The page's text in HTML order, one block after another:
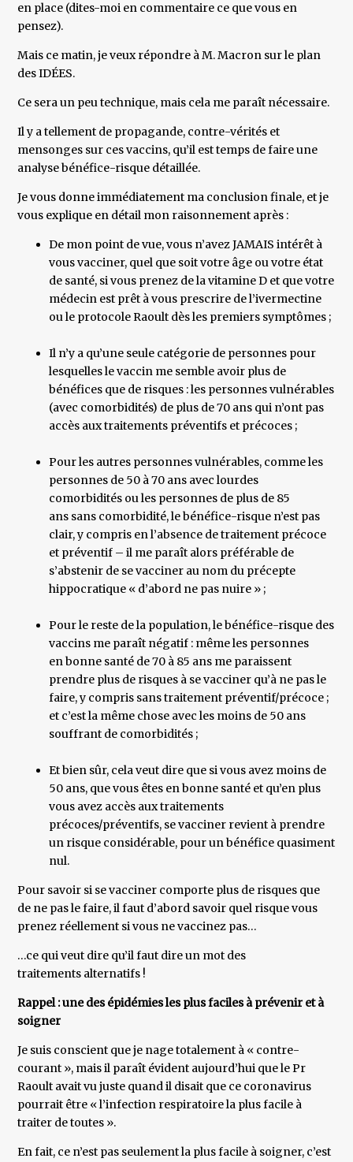
en place (dites-moi en commentaire ce que vous en
pensez).
Mais ce matin, je veux répondre à M. Macron sur le plan
des IDÉES.
Ce sera un peu technique, mais cela me paraît nécessaire.
Il y a tellement de propagande, contre-vérités et
mensonges sur ces vaccins, qu’il est temps de faire une
analyse bénéfice-risque détaillée.
Je vous donne immédiatement ma conclusion finale, et je
vous explique en détail mon raisonnement après :
De mon point de vue, vous n’avez JAMAIS intérêt à
vous vacciner, quel que soit votre âge ou votre état
de santé, si vous prenez de la vitamine D et que votre
médecin est prêt à vous prescrire de l’ivermectine
ou le protocole Raoult dès les premiers symptômes ;
Il n’y a qu’une seule catégorie de personnes pour
lesquelles le vaccin me semble avoir plus de
bénéfices que de risques : les personnes vulnérables
(avec comorbidités) de plus de 70 ans qui n’ont pas
accès aux traitements préventifs et précoces ;
Pour les autres personnes vulnérables, comme les
personnes de 50 à 70 ans avec lourdes
comorbidités ou les personnes de plus de 85
ans sans comorbidité, le bénéfice-risque n’est pas
clair, y compris en l’absence de traitement précoce
et préventif – il me paraît alors préférable de
s’abstenir de se vacciner au nom du précepte
hippocratique « d’abord ne pas nuire » ;
Pour le reste de la population, le bénéfice-risque des
vaccins me paraît négatif : même les personnes
en bonne santé de 70 à 85 ans me paraissent
prendre plus de risques à se vacciner qu’à ne pas le
faire, y compris sans traitement préventif/précoce ;
et c’est la même chose avec les moins de 50 ans
souffrant de comorbidités ;
Et bien sûr, cela veut dire que si vous avez moins de
50 ans, que vous êtes en bonne santé et qu’en plus
vous avez accès aux traitements
précoces/préventifs, se vacciner revient à prendre
un risque considérable, pour un bénéfice quasiment
nul.
Pour savoir si se vacciner comporte plus de risques que
de ne pas le faire, il faut d’abord savoir quel risque vous
prenez réellement si vous ne vaccinez pas…
…ce qui veut dire qu’il faut dire un mot des
traitements alternatifs !
Rappel : une des épidémies les plus faciles à prévenir et à
soigner
Je suis conscient que je nage totalement à « contre-
courant », mais il paraît évident aujourd’hui que le Pr
Raoult avait vu juste quand il disait que ce coronavirus
pourrait être « l’infection respiratoire la plus facile à
traiter de toutes ».
En fait, ce n’est pas seulement la plus facile à soigner, c’est